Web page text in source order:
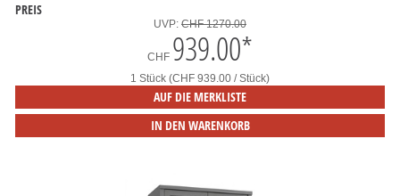
PREIS
UVP: CHF 1270.00
CHF 939.00*
1 Stück (CHF 939.00 / Stück)
AUF DIE MERKLISTE
IN DEN WARENKORB